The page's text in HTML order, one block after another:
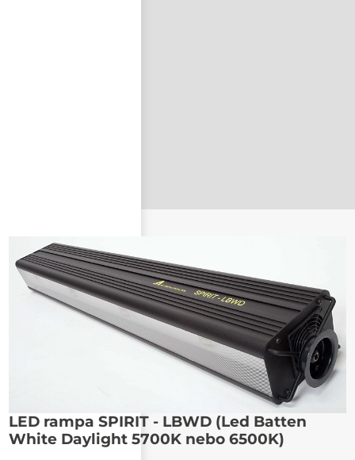
LED rampa SPIRIT - LBWD (Led Batten
White Daylight 5700K nebo 6500K)